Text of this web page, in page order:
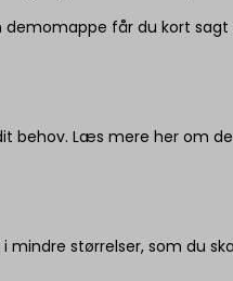
får du kort
behov. Læs mere her om
størrelser, som du